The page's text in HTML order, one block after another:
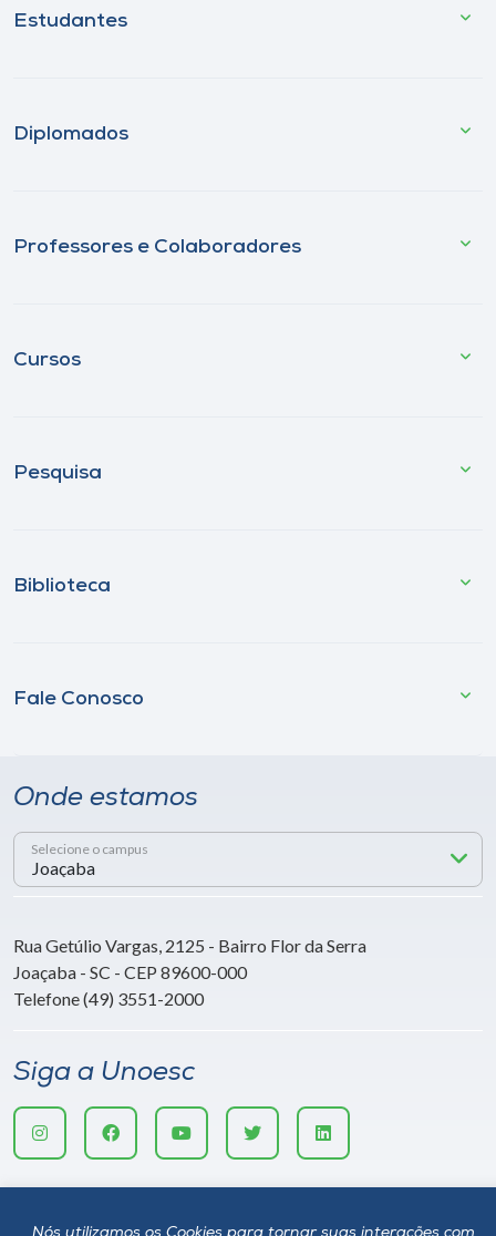
Nós utilizamos os Cookies para tornar suas interações com
Estudantes
Diplomados
Professores e Colaboradores
Cursos
Pesquisa
Biblioteca
Fale Conosco
Onde estamos
Selecione o campus
Rua Getúlio Vargas, 2125 - Bairro Flor da Serra
Joaçaba - SC - CEP 89600-000
Telefone (49) 3551-2000
Siga a Unoesc